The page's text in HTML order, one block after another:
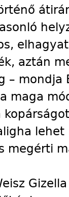
aztán
– mondja
maga
lehet
megérti